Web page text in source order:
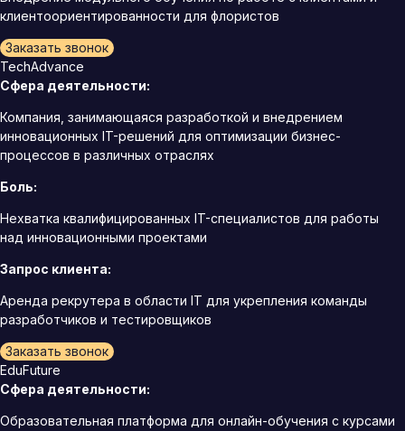
клиентоориентированности для флористов
Заказать звонок
TechAdvance
Сфера деятельности:
Компания, занимающаяся разработкой и внедрением
инновационных IT-решений для оптимизации бизнес-
процессов в различных отраслях
Боль:
Нехватка квалифицированных IT-специалистов для работы
над инновационными проектами
Запрос клиента:
Аренда рекрутера в области IT для укрепления команды
разработчиков и тестировщиков
Заказать звонок
EduFuture
Сфера деятельности:
Образовательная платформа для онлайн-обучения с курсами